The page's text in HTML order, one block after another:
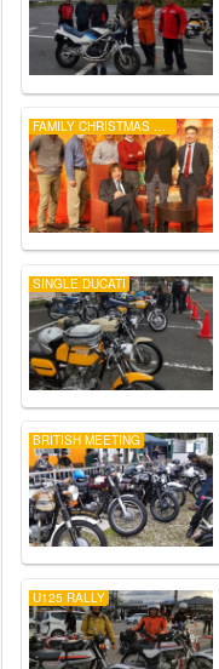
FAMILY CHRISTMAS PARTY
SINGLE DUCATI
BRITISH MEETING
U125 RALLY